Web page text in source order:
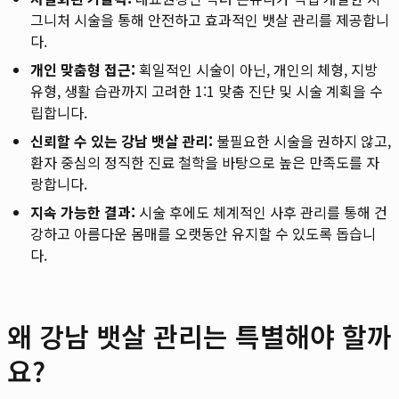
그니처 시술을 통해 안전하고 효과적인 뱃살 관리를 제공합니
다.
개인 맞춤형 접근: 획일적인 시술이 아닌, 개인의 체형, 지방
유형, 생활 습관까지 고려한 1:1 맞춤 진단 및 시술 계획을 수
립합니다.
신뢰할 수 있는 강남 뱃살 관리: 불필요한 시술을 권하지 않고,
환자 중심의 정직한 진료 철학을 바탕으로 높은 만족도를 자
랑합니다.
지속 가능한 결과: 시술 후에도 체계적인 사후 관리를 통해 건
강하고 아름다운 몸매를 오랫동안 유지할 수 있도록 돕습니
다.
왜 강남 뱃살 관리는 특별해야 할까
요?